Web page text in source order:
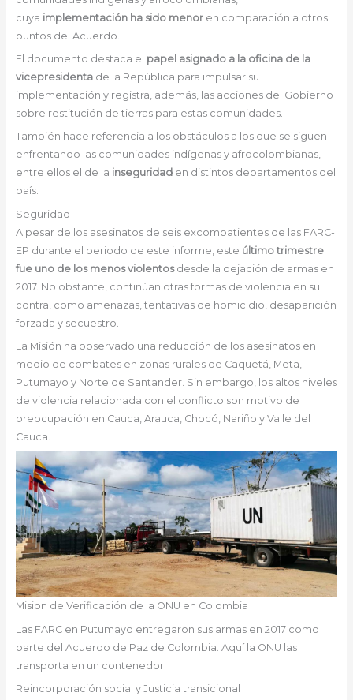
cuya implementación ha sido menoren comparación a otros
puntos del Acuerdo.
El documento destaca el papel asignado a la oficina de la
vicepresidentade la República para impulsar su
implementación y registra, además, las acciones del Gobierno
sobre restitución de tierras para estas comunidades.
También hace referencia a los obstáculos a los que se siguen
enfrentando las comunidades indígenas y afrocolombianas,
entre ellos el de la inseguridaden distintos departamentos del
país.
Seguridad
A pesar de los asesinatos de seis excombatientes de las FARC-
EP durante el periodo de este informe, este último trimestre
fue uno de los menos violentosdesde la dejación de armas en
2017. No obstante, continúan otras formas de violencia en su
contra, como amenazas, tentativas de homicidio, desaparición
forzada y secuestro.
La Misión ha observado una reducción de los asesinatos en
medio de combates en zonas rurales de Caquetá, Meta,
Putumayo y Norte de Santander. Sin embargo, los altos niveles
de violencia relacionada con el conflicto son motivo de
preocupación en Cauca, Arauca, Chocó, Nariño y Valle del
Cauca.
Mision de Verificación de la ONU en Colombia
Las FARC en Putumayo entregaron sus armas en 2017 como
parte del Acuerdo de Paz de Colombia. Aquí la ONU las
transporta en un contenedor.
Reincorporación social y Justicia transicional